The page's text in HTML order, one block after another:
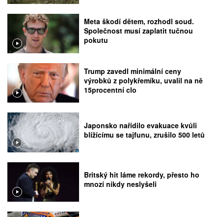
Meta škodí dětem, rozhodl soud.
Společnost musí zaplatit tučnou
pokutu
Trump zavedl minimální ceny
výrobků z polykřemíku, uvalil na ně
15procentní clo
Japonsko nařídilo evakuace kvůli
blížícímu se tajfunu, zrušilo 500 letů
Britský hit láme rekordy, přesto ho
mnozí nikdy neslyšeli